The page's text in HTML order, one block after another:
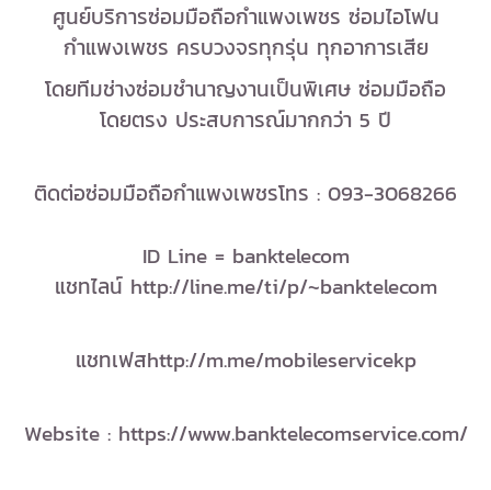
ศูนย์บริการซ่อมมือถือกำแพงเพชร ซ่อมไอโฟน
กำแพงเพชร ครบวงจรทุกรุ่น ทุกอาการเสีย
โดยทีมช่างซ่อมชำนาญงานเป็นพิเศษ ซ่อมมือถือ
โดยตรง ประสบการณ์มากกว่า 5 ปี
ติดต่อซ่อมมือถือกำแพงเพชรโทร : 093-3068266
ID Line = banktelecom
แชทไลน์ http://line.me/ti/p/~banktelecom
แชทเฟสhttp://m.me/mobileservicekp
Website : https://www.banktelecomservice.com/